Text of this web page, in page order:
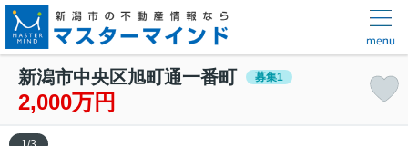
新潟市中央区旭町通一番町 募集1
2,000万円